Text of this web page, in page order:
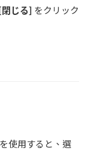
閉じる] をクリック
使用すると、選